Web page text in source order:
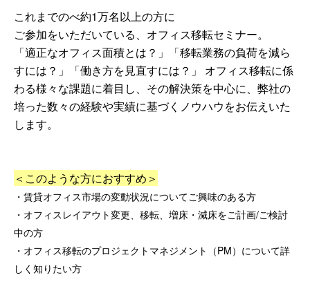
これまでのべ約1万名以上の方に
ご参加をいただいている、オフィス移転セミナー。
「適正なオフィス面積とは？」「移転業務の負荷を減ら
すには？」「働き方を見直すには？」 オフィス移転に係
わる様々な課題に着目し、その解決策を中心に、弊社の
培った数々の経験や実績に基づくノウハウをお伝えいた
します。
＜このような方におすすめ＞
・賃貸オフィス市場の変動状況についてご興味のある方
・オフィスレイアウト変更、移転、増床・減床をご計画/ご検討
中の方
・オフィス移転のプロジェクトマネジメント（PM）について詳
しく知りたい方